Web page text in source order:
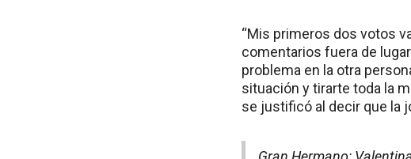
“Mis primeros dos votos
comentarios fuera de
problema en la otra
situación y tirarte toda la
se justificó al decir que la